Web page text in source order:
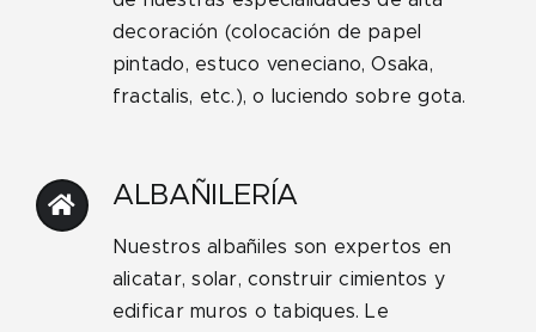
decoración (colocación de papel
pintado, estuco veneciano, Osaka,
fractalis, etc.), o luciendo sobre gota.
ALBAÑILERÍA
Nuestros albañiles son expertos en
alicatar, solar, construir cimientos y
edificar muros o tabiques. Le